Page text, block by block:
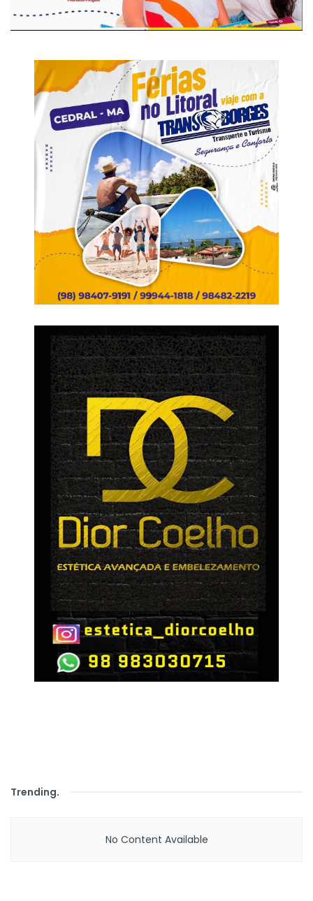
Trending.
No Content Available